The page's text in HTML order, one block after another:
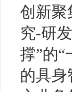
创新聚
究-研
撑”的
的具